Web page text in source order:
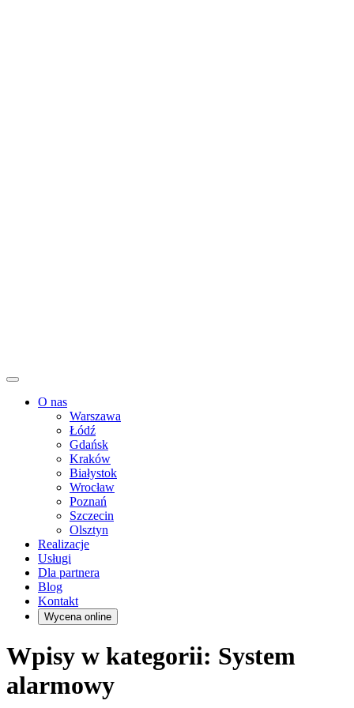
O nas
Warszawa
Łódź
Gdańsk
Kraków
Białystok
Wrocław
Poznań
Szczecin
Olsztyn
Realizacje
Usługi
Dla partnera
Blog
Kontakt
Wpisy w kategorii: System
alarmowy